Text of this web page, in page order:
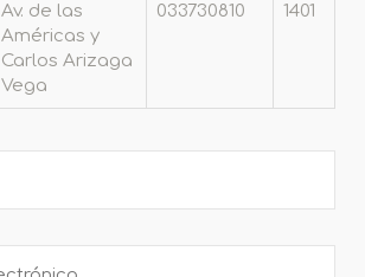
Av. de las
Américas y
Carlos Arizaga
Vega
033730810 1401